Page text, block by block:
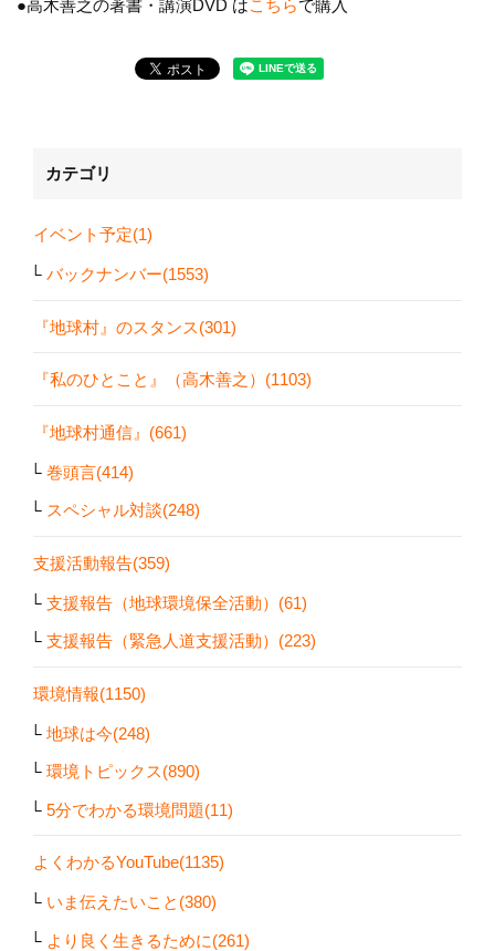
●高木善之の著書・講演DVD はこちらで購入
カテゴリ
イベント予定(1)
バックナンバー(1553)
『地球村』のスタンス(301)
『私のひとこと』（高木善之）(1103)
『地球村通信』(661)
巻頭言(414)
スペシャル対談(248)
支援活動報告(359)
支援報告（地球環境保全活動）(61)
支援報告（緊急人道支援活動）(223)
環境情報(1150)
地球は今(248)
環境トピックス(890)
5分でわかる環境問題(11)
よくわかるYouTube(1135)
いま伝えたいこと(380)
より良く生きるために(261)